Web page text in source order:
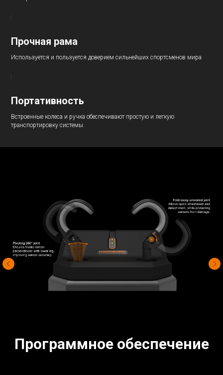
Прочная рама
Используется и пользуется доверием сильнейших спортсменов мира
Портативность
Встроенные колеса и ручка обеспечивают простую и легкую
транспортировку системы.
Программное обеспечение